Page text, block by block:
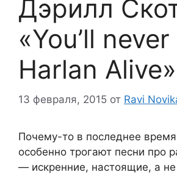
Дэрилл
«You’ll
Harlan Alive»
13 февраля, 2015 от Ravi
Почему-то в последнее
особенно трогают песни про
— искренние, настоящие, а